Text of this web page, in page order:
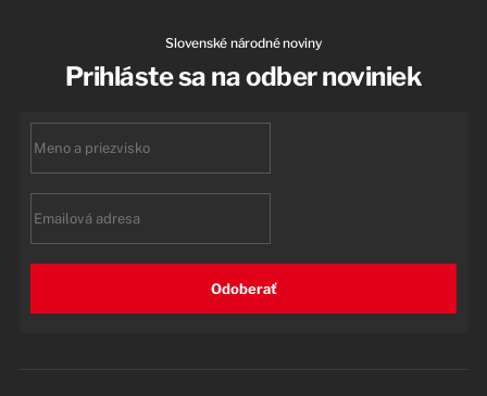
Slovenské národné noviny
Prihláste sa na odber noviniek
Odoberať